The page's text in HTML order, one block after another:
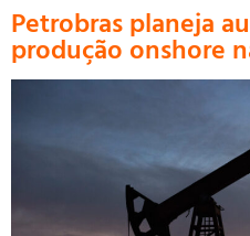
Petrobras planeja
produção onshore